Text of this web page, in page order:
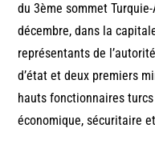
du 3ème sommet
décembre, dans la
représentants de
d’état et deux premiers
hauts fonctionnaires
économique, sécuritaire